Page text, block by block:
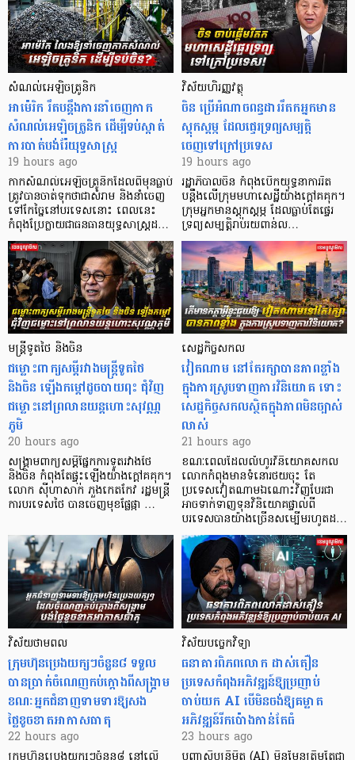
សំណល់អេឡិចត្រូនិក
អាម៉េរិក រឹតបន្តឹងការនាំចេញកាក
សំណល់អេឡិចត្រូនិក ដើម្បីទប់ស្កាត់
ការបាត់បង់រ៉ែយុទ្ធសាស្ត្រ
19 hours ago
កាក​សំណល់​អេឡិច​ត្រូនិកដែល​ពីមុនធ្លាប់​
ត្រូវបានចាត់ទុកថាជាសំរាម និងនាំចេញ
ទៅកែច្នៃនៅបរទេស​នោះ ពេលនេះ
កំពុងប្រែក្លាយជាធនធានយុទ្ធសាស្ត្រដ…
វិស័យហិរញ្ញវត្ថុ
ចិន ប្រើ​អំណាចពន្ធដាររឹតកអ្នកមាន
ស្ដុកស្ដម្ភ ដែលផ្ទេរទ្រព្យសម្បត្តិ
ចេញទៅក្រៅប្រទេស
19 hours ago
រដ្ឋាភិបាលចិន កំពុងបើកយុទ្ធនាការរឹត
បន្តឹងលើក្រុមមហាសេដ្ឋី​យ៉ាង​ក្ដៅគគុក។
​ក្រុមអ្នកមានស្ដុកស្ដម្ភ ដែល​ធ្លាប់​តែផ្ទេរ
ទ្រព្យសម្បត្តិរាប់រយពាន់ល…
មន្ត្រីទូតថៃ និងចិន
ជម្លោះពាក្យសម្តីរវាងមន្ត្រីទូតថៃ
និងចិន ឡើងកម្ដៅដូចបាយពុះ ជុំវិញ
ជម្លោះនៅព្រលានយន្តហោះសុវណ្ណ
ភូមិ
20 hours ago
សង្គ្រាមពាក្យសម្តីផ្នែកការទូតរវាងថៃ
និងចិន កំពុងតែផ្ទុះឡើងយ៉ាងក្តៅគគុក។
លោក ស៊ីហាសាក់ ភួងកេតកែវ រដ្ឋមន្ត្រី
ការបរទេសថៃ បានចេញមុខផ្លែផ្កា …
សេដ្ឋកិច្ចសកល
វៀតណាម នៅតែរក្សាបានភាពខ្លាំង
ក្នុងការស្រូបទាញការវិនិយោគ​ ទោះ
សេដ្ឋកិច្ចសកលស្ថិតក្នុងភាពមិនច្បាស់
លាស់
21 hours ago
ខណៈពេលដែលលំហូរវិនិយោគសកល
លោកកំពុងមានទំនោរថយចុះ តែ
ប្រទេសវៀតណាមឯណោះវិញបែរជា
អាចទាក់ទាញទុនវិនិយោគផ្ទាល់ពី
បរទេសបានយ៉ាងច្រើនសម្បើមរហូតដ…
វិស័យថាមពល
ក្រុមហ៊ុនប្រេងយក្សៗចំនួន៨ ទទួល
បានប្រាក់ចំណេញកប់ក្តោងពីសង្គ្រាម
ខណៈអ្នកជំនាញទាមទារឱ្យសង
ថ្លៃខូចខាតអាកាសធាតុ
22 hours ago
វិស័យបច្ចេកវិទ្យា
ធនាគារពិភពលោក ដាស់តឿន
ប្រទេសកំពុងអភិវឌ្ឍន៍ឱ្យប្រញាប់
ចាប់យក AI បើមិនចង់ឱ្យគម្លាត
អភិវឌ្ឍន៍រីកប៉ោងកាន់តែធំ
23 hours ago